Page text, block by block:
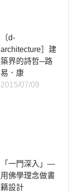
〔d-
architecture］建
築界的詩哲─路
易．康
2015/07/09
「一門深入」—
用佛學理念做書
籍設計